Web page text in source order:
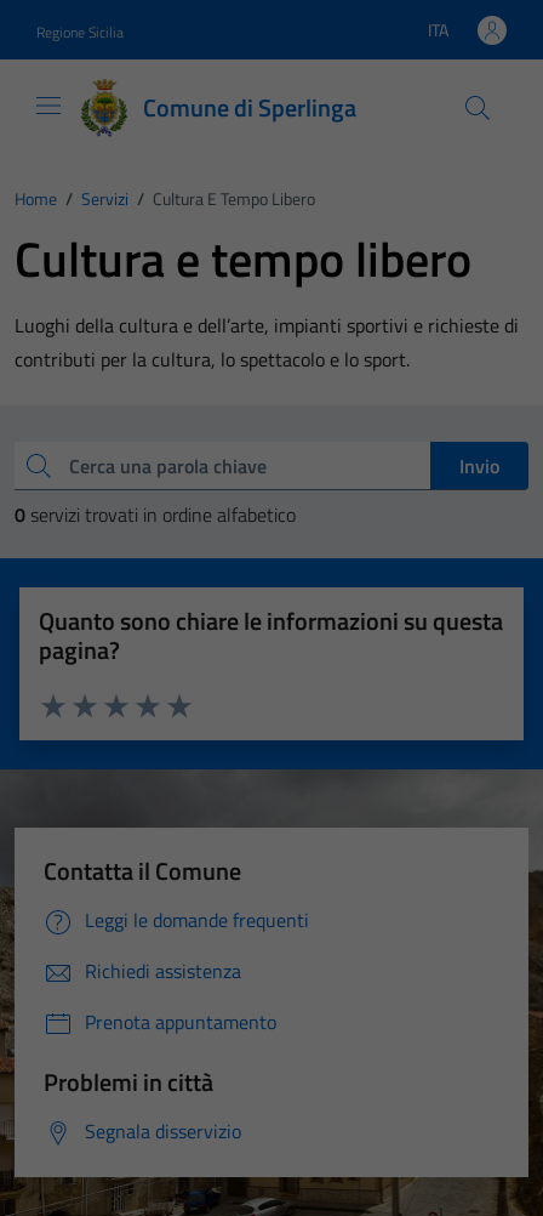
Regione Sicilia Lingua attiva:
ITA
Comune di Sperlinga
Home / Servizi / Cultura E Tempo Libero
Cultura e tempo libero
Luoghi della cultura e dell’arte, impianti sportivi e richieste di
contributi per la cultura, lo spettacolo e lo sport.
Cerca una parola chiave
Invio
0 servizi trovati in ordine alfabetico
Quanto sono chiare le informazioni su questa
pagina?
Valuta 5 stelle su 5
Valuta 4 stelle su 5
Valuta 3 stelle su 5
Valuta 2 stelle su 5
Valuta 1 stelle su 5
Contatta il Comune
Leggi le domande frequenti
Richiedi assistenza
Prenota appuntamento
Problemi in città
Segnala disservizio